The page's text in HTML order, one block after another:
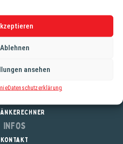
Ablehnen
ansehen
Datenschutzerklärung
genau das Richtige, wenn man
Service
Infos
KONTAKT